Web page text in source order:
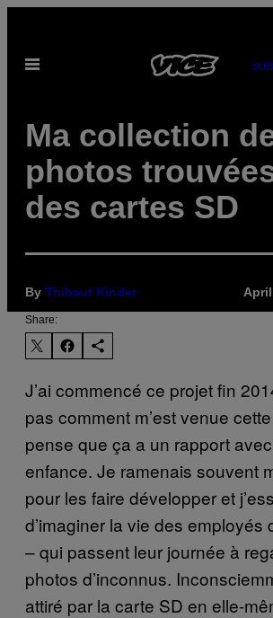
content
Open
Ma collection
photos
des cartes SD
By Thibaut Kinder
Share:
J’ai commencé ce projet fin
pas comment m’est venue
pense que ça a un rapport
enfance. Je ramenais souvent
pour les faire développer et
d’imaginer la vie des employés
– qui passent leur journée à
photos d’inconnus.
attiré par la carte SD en elle-